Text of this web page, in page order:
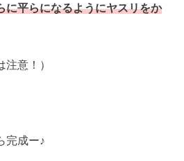
に平らになるようにヤスリをか
注意！）
完成ー♪